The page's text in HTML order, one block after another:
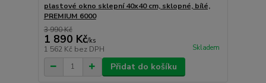
plastové okno sklepní 40x40 cm, sklopné, bílé,
PREMIUM 6000
3 990 Kč
1 890 Kč/ks
1 562 Kč bez DPH Skladem
Přidat do košíku